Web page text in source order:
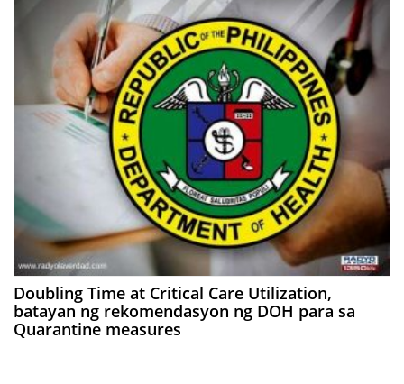
Doubling Time at Critical Care Utilization,
batayan ng rekomendasyon ng DOH para sa
Quarantine measures